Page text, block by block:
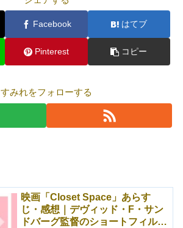
Facebook はてブ
Pinterest コピー
すみれをフォローする
映画「Closet Space」あらす
じ・感想｜デヴィッド・F・サン
ドバーグ監督のショートフィル